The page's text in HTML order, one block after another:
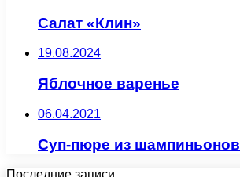
Салат «Клин»
19.08.2024
Яблочное варенье
06.04.2021
Суп-пюре из шампиньонов